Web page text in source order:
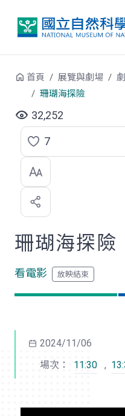
首頁 展覽與劇場
珊瑚海探險
32,252
點
選
喜
歡
7
珊瑚海探險
看電影
2024/11/06
場次：
11:30 ,